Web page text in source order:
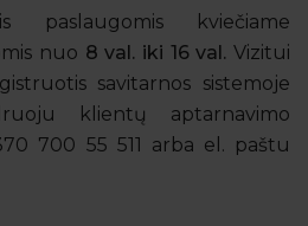
paslaugomis kviečiame
nuo 8 val. iki 16 val.Vizitui
savitarnos sistemoje
klientų aptarnavimo
700 55 511 arba el. paštu